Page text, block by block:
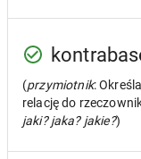
(przymiotnik:
relację do
jaki? jaka? jakie?)